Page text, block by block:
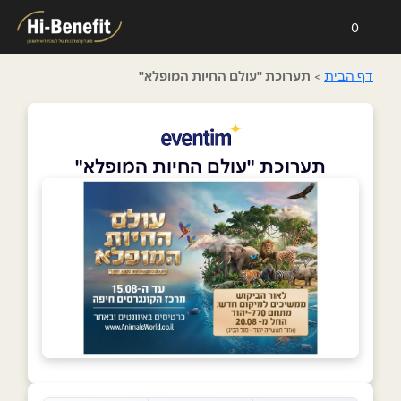
0
דף הבית > תערוכת "עולם החיות המופלא"
תערוכת "עולם החיות המופלא"